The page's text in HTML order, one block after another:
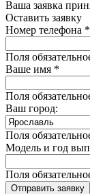
Ваша заявка
Оставить заявку
Номер телефона *
Поля
Ваше имя *
Поля
Ваш город:
Поля
Модель и год
Поля
Отправить заявку